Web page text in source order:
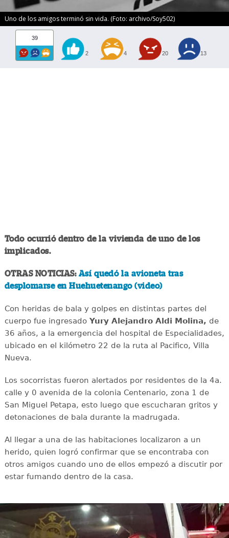
Uno de los amigos terminó sin vida. (Foto: archivo/Soy502)
39
2 4 20 13
Todo ocurrió dentro de la vivienda de uno de los
implicados.
OTRAS NOTICIAS: Así quedó la avioneta tras
desplomarse en Huehuetenango (video)
Con heridas de bala y golpes en distintas partes del
cuerpo fue ingresado Yury Alejandro Aldi Molina, de
36 años, a la emergencia del hospital de Especialidades,
ubicado en el kilómetro 22 de la ruta al Pacifico, Villa
Nueva.
Los socorristas fueron alertados por residentes de la 4a.
calle y 0 avenida de la colonia Centenario, zona 1 de
San Miguel Petapa, esto luego que escucharan gritos y
detonaciones de bala durante la madrugada.
Al llegar a una de las habitaciones localizaron a un
herido, quien logró confirmar que se encontraba con
otros amigos cuando uno de ellos empezó a discutir por
estar fumando dentro de la casa.